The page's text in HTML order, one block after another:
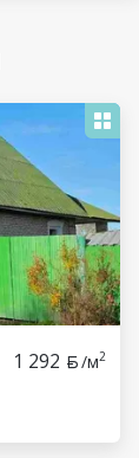
1 292 /м2